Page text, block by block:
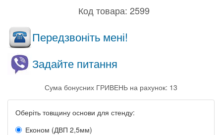
Код товара: 2599
Передзвоніть мені!
Задайте питання
Сума бонусних ГРИВЕНЬ на рахунок: 13
Оберіть товщину основи для стенду:
Економ (ДВП 2,5мм)